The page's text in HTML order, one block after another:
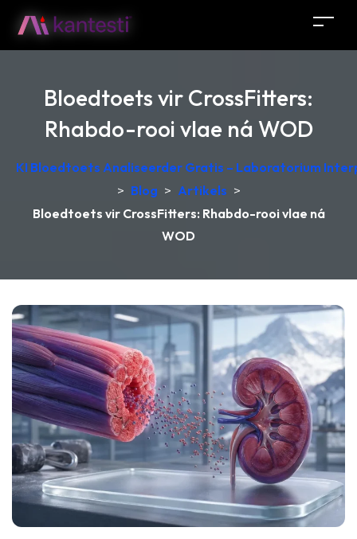
Bloedtoets vir CrossFitters:
Rhabdo-rooi vlae ná WOD
KI Bloedtoets Analiseerder Gratis – Laboratorium
> Blog > Artikels >
Bloedtoets vir CrossFitters: Rhabdo-rooi vlae ná
WOD